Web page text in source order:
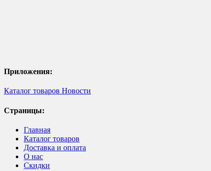
Приложения:
Каталог товаров Новости
Страницы:
Главная
Каталог товаров
Доставка и оплата
О нас
Скидки